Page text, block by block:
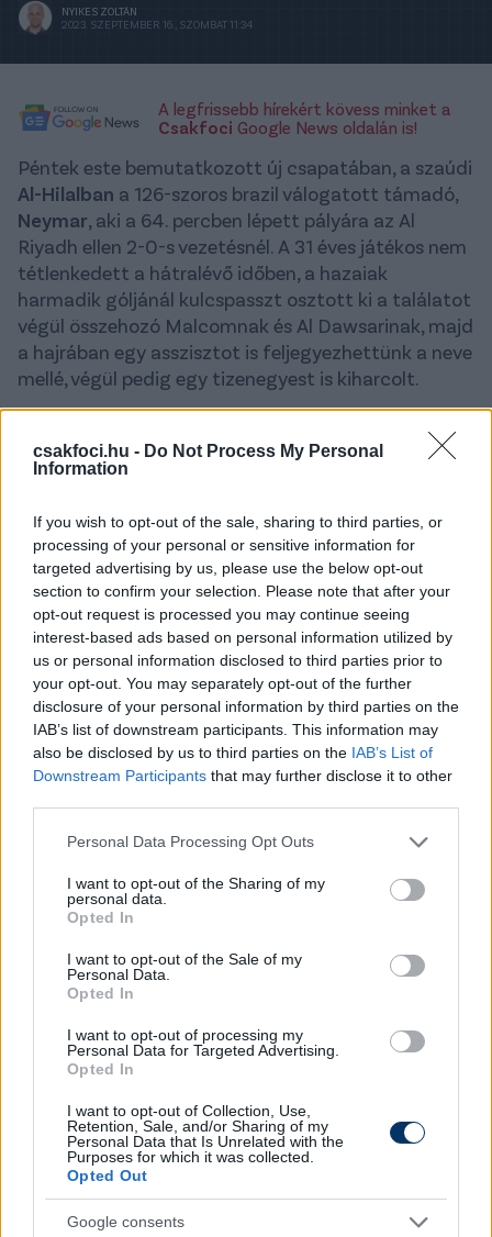
csakfoci.hu - Do Not Process My Personal
Information
If you wish to opt-out of the sale, sharing to third parties, or
processing of your personal or sensitive information for
targeted advertising by us, please use the below opt-out
section to confirm your selection. Please note that after your
opt-out request is processed you may continue seeing
interest-based ads based on personal information utilized by
us or personal information disclosed to third parties prior to
your opt-out. You may separately opt-out of the further
disclosure of your personal information by third parties on the
IAB’s list of downstream participants. This information may
also be disclosed by us to third parties on the IAB’s List of
Downstream Participants that may further disclose it to other
Please note that this website/app uses one or more Google
not limited to your visit or usage behaviour. You may click to
grant or deny consent to Google and its third-party tags to
use your data for below specified purposes in below Google
consent section.
Personal Data Processing Opt Outs
I want to opt-out of the Sharing of my
personal data.
Opted In
I want to opt-out of the Sale of my
Personal Data.
Opted In
I want to opt-out of processing my
Personal Data for Targeted Advertising.
Opted In
I want to opt-out of Collection, Use,
Retention, Sale, and/or Sharing of my
Personal Data that Is Unrelated with the
Purposes for which it was collected.
Opted Out
Google consents
NYIKES ZOLTÁN
2023. SZEPTEMBER 16., SZOMBAT 11:34
A legfrissebb hírekért kövess minket a
Csakfoci Google News oldalán is!
Péntek este bemutatkozott új csapatában, a szaúdi
Al-Hilalban a 126-szoros brazil válogatott támadó,
Neymar, aki a 64. percben lépett pályára az Al
Riyadh ellen 2-0-s vezetésnél. A 31 éves játékos nem
tétlenkedett a hátralévő időben, a hazaiak
harmadik góljánál kulcspasszt osztott ki a találatot
végül összehozó Malcomnak és Al Dawsarinak, majd
a hajrában egy asszisztot is feljegyezhettünk a neve
mellé, végül pedig egy tizenegyest is kiharcolt.
győzelemmel és egy döntetlennel az első helyen áll.
A találkozón egy magyar játékvezetői hármas
segítői pedigBuzás BalázsésKóbor Pétervoltak.
Olvastad már?